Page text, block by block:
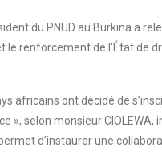
du PNUD au Burkina a
le renforcement de l'État de
africains ont décidé de
», selon monsieur
d’instaurer une